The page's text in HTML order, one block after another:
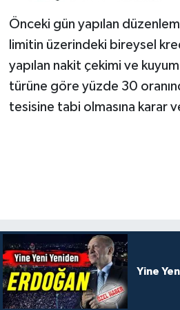
Önceki gün yapılan
limitin üzerindeki bireysel
yapılan nakit çekimi ve
türüne göre yüzde 30
tesisine tabi olmasına karar
Yine